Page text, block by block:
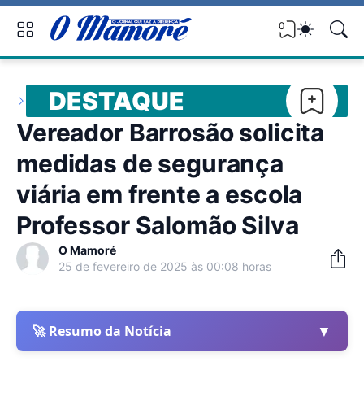
0
DESTAQUE
Vereador Barrosão solicita
medidas de segurança
viária em frente a escola
Professor Salomão Silva
O Mamoré
25 de fevereiro de 2025 às 00:08 horas
🚀 Resumo da Notícia ▼